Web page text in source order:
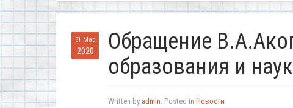
31 Мар
2020
Обращение
образования и
Written by admin. Posted in Новости